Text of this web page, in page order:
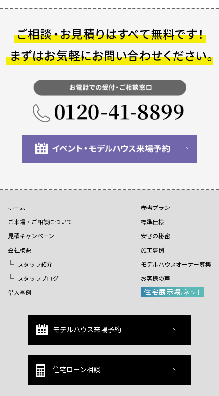
ホーム
ご来場・ご相談について
見積キャンペーン
会社概要
スタッフ紹介
スタッフブログ
借入事例
参考プラン
標準仕様
安さの秘密
施工事例
モデルハウスオーナー募集
お客様の声
モデルハウス来場予約
住宅ローン相談